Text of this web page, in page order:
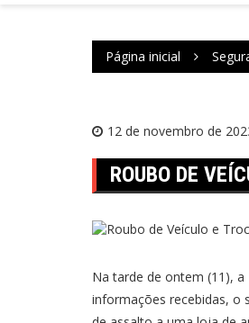
Página inicial
12 de novembro de
ROUBO DE
Na tarde de ontem (11),
informações recebidas, o